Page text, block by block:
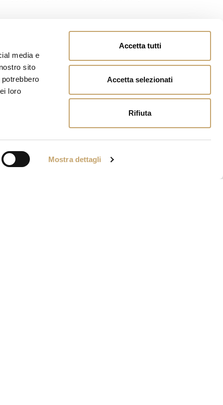
media e
sito
loro
Mostra dettagli
Accetta tutti
Accetta selezionati
Rifiuta